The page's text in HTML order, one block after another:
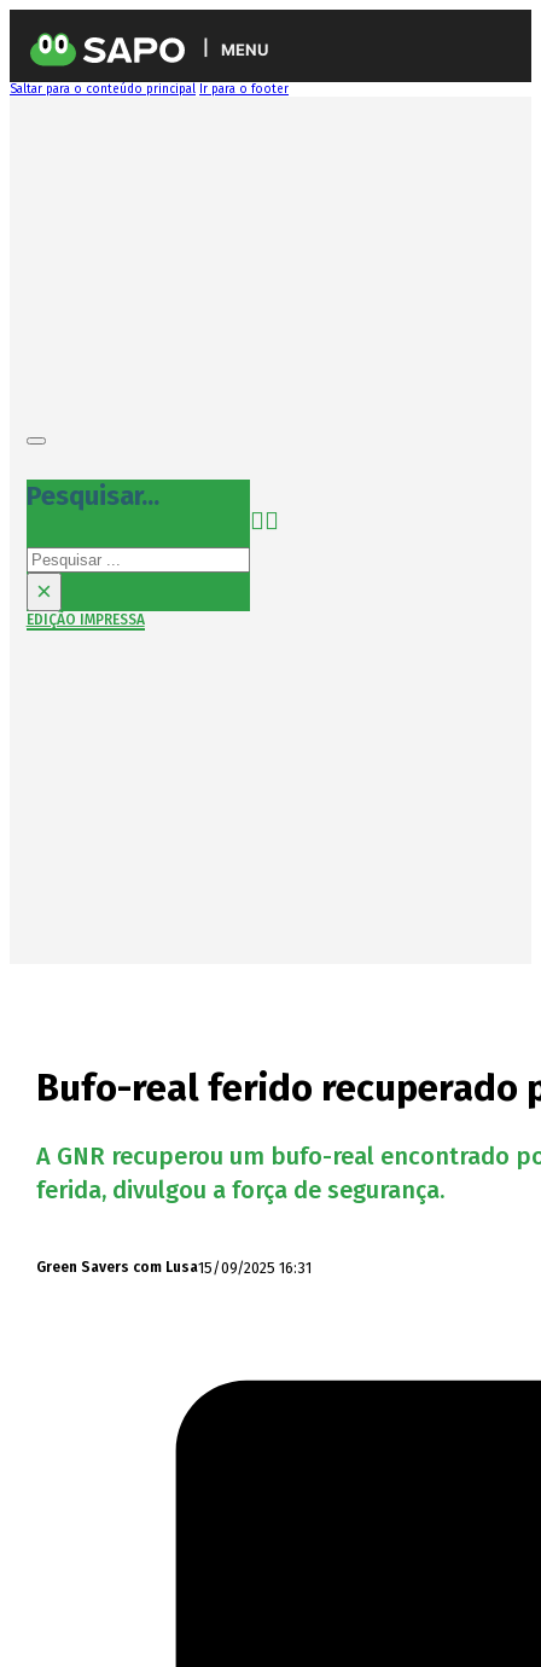
MENU
Saltar para o conteúdo principal Ir para o footer
Pesquisar...
Pesquisar
×
EDIÇÃO IMPRESSA
Bufo-real ferido recuperado
A GNR recuperou um bufo-real encontrado
ferida, divulgou a força de segurança.
Green Savers com Lusa15/09/2025 16:31